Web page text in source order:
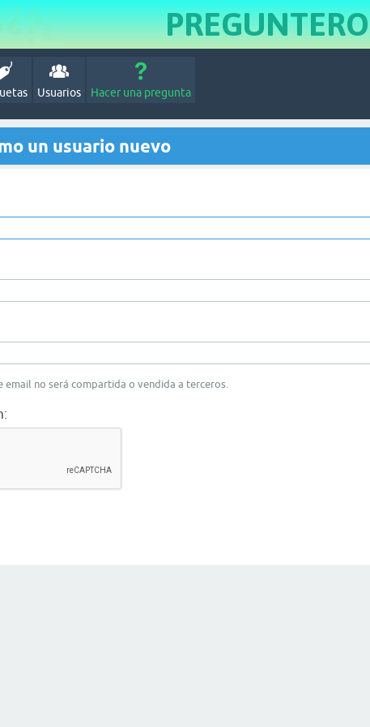
PREGUNTERO
Usuarios Hacer una pregunta
un usuario nuevo
email no será compartida o vendida a terceros.